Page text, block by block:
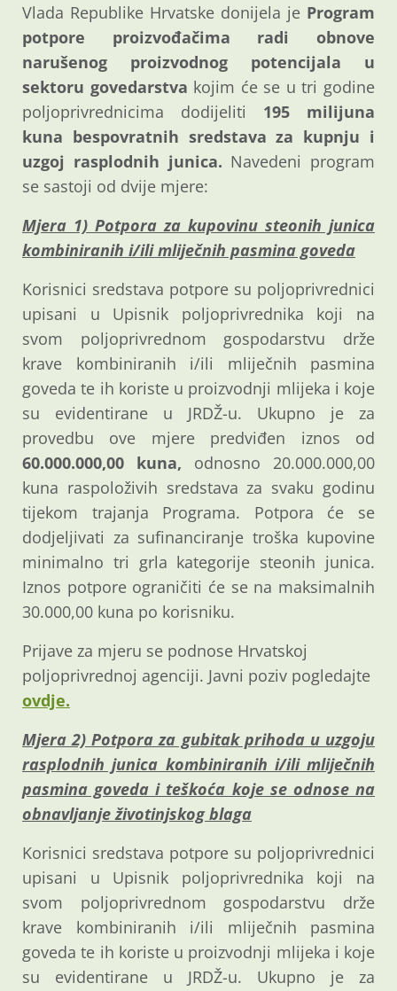
Vlada Republike Hrvatske donijela je Program
potpore proizvođačima radi obnove
narušenog proizvodnog potencijala u
sektoru govedarstva kojim će se u tri godine
poljoprivrednicima dodijeliti 195 milijuna
kuna bespovratnih sredstava za kupnju i
uzgoj rasplodnih junica. Navedeni program
se sastoji od dvije mjere:
Mjera 1) Potpora za kupovinu steonih junica
kombiniranih i/ili mliječnih pasmina goveda
Korisnici sredstava potpore su poljoprivrednici
upisani u Upisnik poljoprivrednika koji na
svom poljoprivrednom gospodarstvu drže
krave kombiniranih i/ili mliječnih pasmina
goveda te ih koriste u proizvodnji mlijeka i koje
su evidentirane u JRDŽ-u. Ukupno je za
provedbu ove mjere predviđen iznos od
60.000.000,00 kuna, odnosno 20.000.000,00
kuna raspoloživih sredstava za svaku godinu
tijekom trajanja Programa. Potpora će se
dodjeljivati za sufinanciranje troška kupovine
minimalno tri grla kategorije steonih junica.
Iznos potpore ograničiti će se na maksimalnih
30.000,00 kuna po korisniku.
Prijave za mjeru se podnose Hrvatskoj
poljoprivrednoj agenciji. Javni poziv pogledajte
ovdje.
Mjera 2) Potpora za gubitak prihoda u uzgoju
rasplodnih junica kombiniranih i/ili mliječnih
pasmina goveda i teškoća koje se odnose na
obnavljanje životinjskog blaga
Korisnici sredstava potpore su poljoprivrednici
upisani u Upisnik poljoprivrednika koji na
svom poljoprivrednom gospodarstvu drže
krave kombiniranih i/ili mliječnih pasmina
goveda te ih koriste u proizvodnji mlijeka i koje
su evidentirane u JRDŽ-u. Ukupno je za